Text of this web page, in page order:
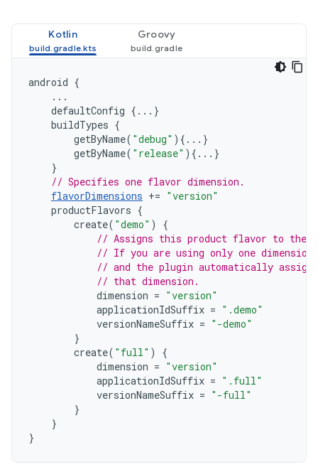
Kotlin Groovy
android {
...
defaultConfig {...}
buildTypes {
getByName( "debug" ){...}
getByName( "release" ){...}
}
// Specifies one flavor dimension.
flavorDimensions += "version"
productFlavors {
create( "demo" )
{
// Assigns this product flavor to the
// If you are using only one
// and the plugin automatically
// that dimension.
dimension = "version"
applicationIdSuffix = ".demo"
versionNameSuffix = "-demo"
}
create( "full" )
{
dimension = "version"
applicationIdSuffix = ".full"
versionNameSuffix = "-full"
}
}
}